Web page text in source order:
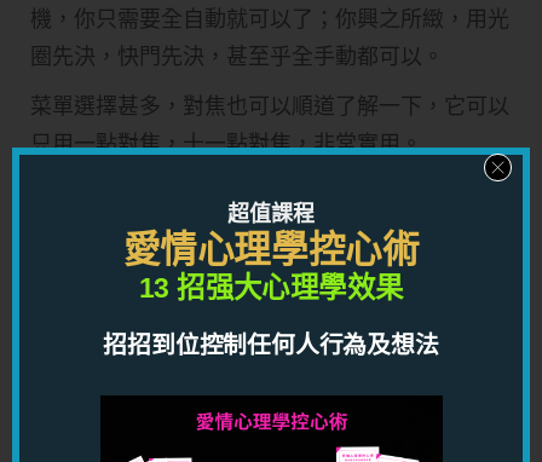
機，你只需要全自動就可以了；你興之所緻，用光
圈先決，快門先決，甚至乎全手動都可以。
菜單選擇甚多，對焦也可以順道了解一下，它可以
只用一點對焦，十一點對焦，非常實用。
超值課程
愛情心理學控心術
13 招强大心理學效果
招招到位控制任何人行為及想法